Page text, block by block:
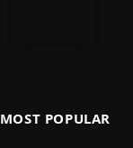
MOST POPULAR